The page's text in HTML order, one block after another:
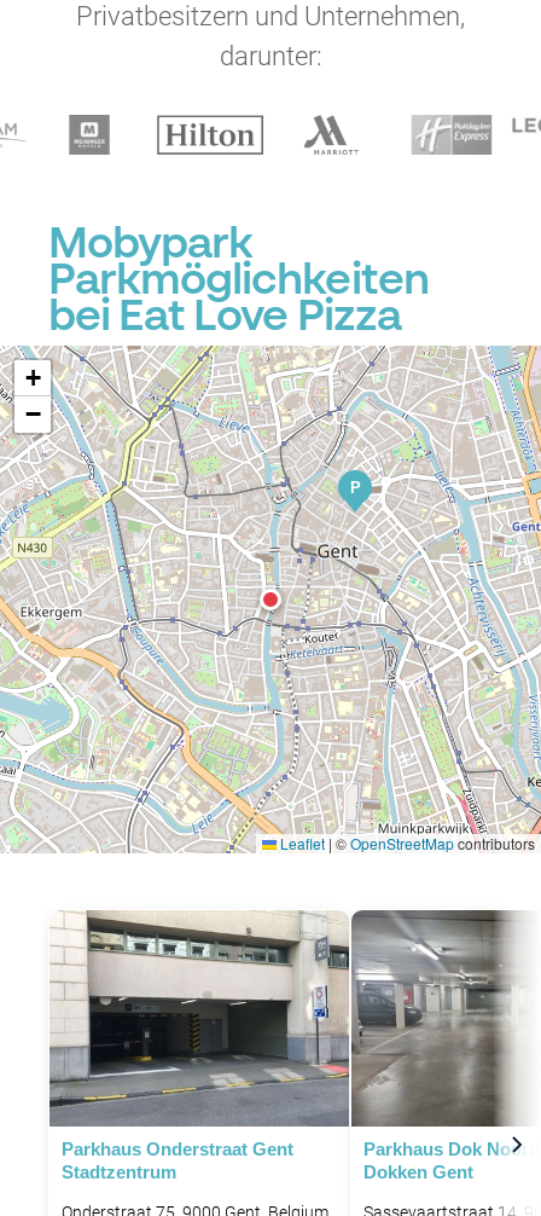
Privatbesitzern und Unternehmen,
darunter:
Mobypark
Parkmöglichkeiten
bei Eat Love Pizza
P
+
−
Leaflet | ©OpenStreetMapcontributors
Parkhaus Onderstraat Gent
Stadtzentrum
Parkhaus Dok
Dokken Gent